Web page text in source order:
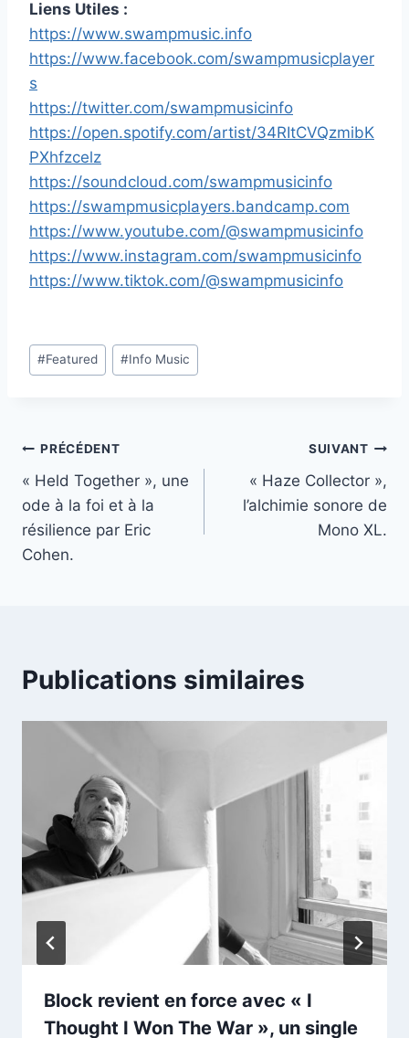
Liens Utiles :
https://www.swampmusic.info
https://www.facebook.com/swampmusicplayer
s
https://twitter.com/swampmusicinfo
https://open.spotify.com/artist/34RItCVQzmibK
PXhfzcelz
https://soundcloud.com/swampmusicinfo
https://swampmusicplayers.bandcamp.com
https://www.youtube.com/@swampmusicinfo
https://www.instagram.com/swampmusicinfo
https://www.tiktok.com/@swampmusicinfo
Étiquettes
de
#Featured #Info Music
Navigation
de
l’article
PRÉCÉDENT
« Held Together », une
ode à la foi et à la
résilience par Eric
Cohen.
SUIVANT
« Haze Collector »,
l’alchimie sonore de
Mono XL.
Publications similaires
Block revient en force avec « I
Thought I Won The War », un single